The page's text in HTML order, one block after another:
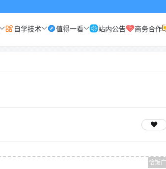
自学技术 值得一看 站内公告 商务合作